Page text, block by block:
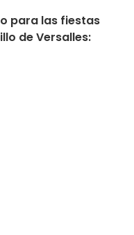
para las fiestas
de Versalles: